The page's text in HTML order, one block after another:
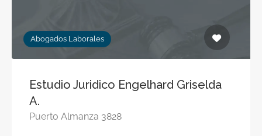
Abogados Laborales
Estudio Juridico Engelhard Griselda
A.
Puerto Almanza 3828